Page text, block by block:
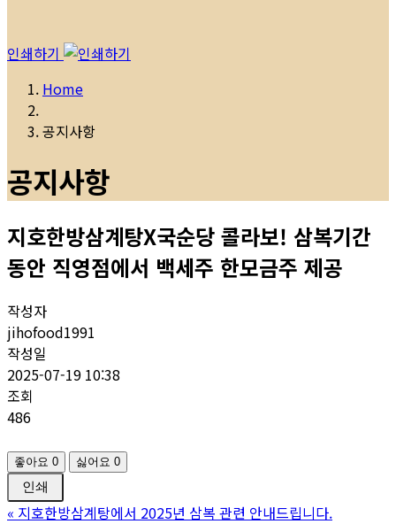
인쇄하기
Home
공지사항
공지사항
지호한방삼계탕X국순당 콜라보! 삼복기간
동안 직영점에서 백세주 한모금주 제공
작성자
jihofood1991
작성일
2025-07-19 10:38
조회
486
좋아요 0 싫어요 0
인쇄
« 지호한방삼계탕에서 2025년 삼복 관련 안내드립니다.